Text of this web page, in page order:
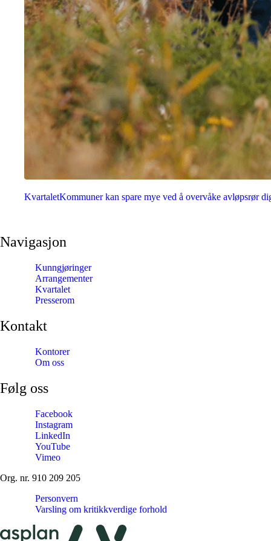
KvartaletKommuner kan spare mye ved å overvåke avløpsrør
Navigasjon
Kunngjøringer
Arrangementer
Kvartalet
Presserom
Kontakt
Kontorer
Om oss
Følg oss
Facebook
Instagram
LinkedIn
YouTube
Vimeo
Org. nr. 910 209 205
Personvern
Varsling om kritikkverdige forhold